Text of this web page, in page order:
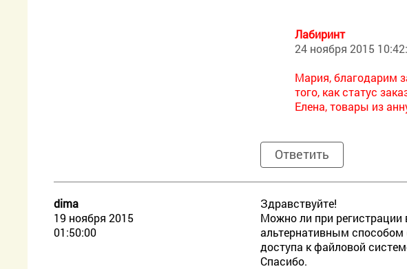
Лабиринт
24 ноября 2015
Мария, благодарим
того, как статус
Елена, товары из
Ответить
dima
19 ноября 2015
01:50:00
Здравствуйте!
Можно ли при регистрации
альтернативным способом
доступа к файловой
Спасибо.